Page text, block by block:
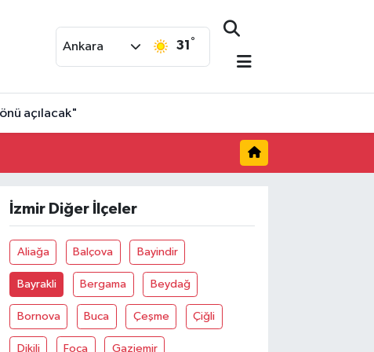
Ankara 31 °
açılacak"
İzmir Diğer İlçeler
Aliağa Balçova Bayindir
Bayrakli Bergama Beydağ
Bornova Buca Çeşme Çiğli
Dikili Foça Gaziemir